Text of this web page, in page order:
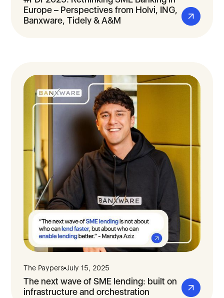
Europe – Perspectives from Holvi, ING,
Banxware, Tidely & A&M
The PaypersJuly 15, 2025
The next wave of SME lending: built on
infrastructure and orchestration